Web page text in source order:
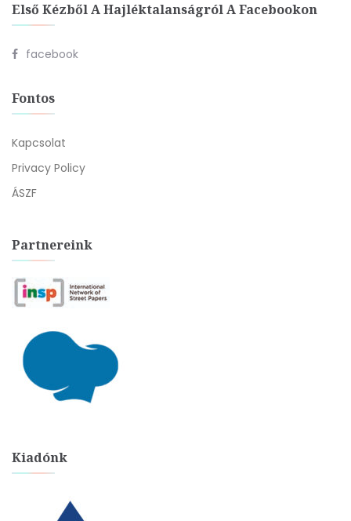
Első Kézből A Hajléktalanságról A Facebookon
facebook
Fontos
Kapcsolat
Privacy Policy
ÁSZF
Partnereink
Kiadónk